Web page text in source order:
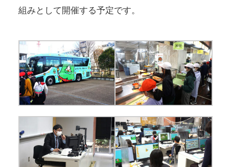
組みとして開催する予定です。